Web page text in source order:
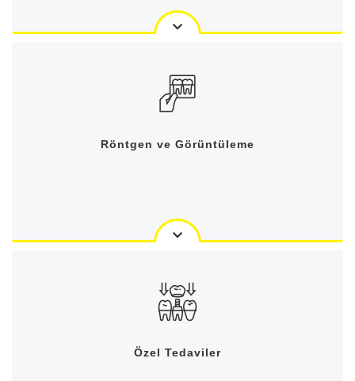
Röntgen ve Görüntüleme
Özel Tedaviler